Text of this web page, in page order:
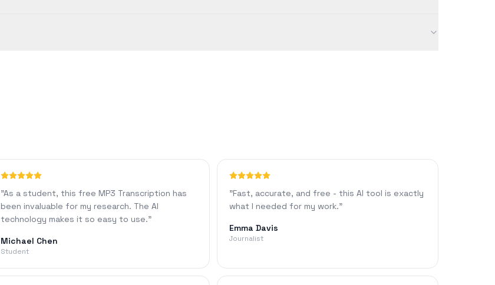
"As a student, this free MP3 Transcription has
been invaluable for my research. The AI
technology makes it so easy to use."
Michael Chen
Student
"Fast, accurate, and free - this AI tool is exactly
what I needed for my work."
Emma Davis
Journalist